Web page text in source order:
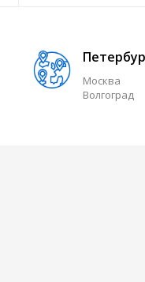
Москва
Волгоград